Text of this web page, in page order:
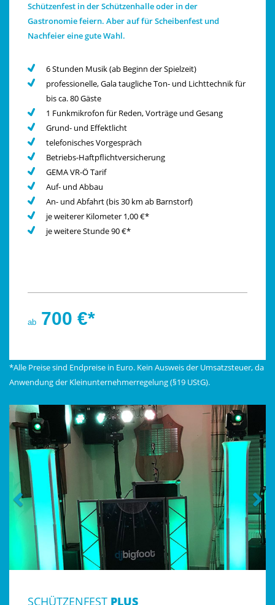
Schützenfest in der Schützenhalle oder in der
Gastronomie feiern. Aber auf für Scheibenfest und
Nachfeier eine gute Wahl.
6 Stunden Musik (ab Beginn der Spielzeit)
professionelle, Gala taugliche Ton- und Lichttechnik für
bis ca. 80 Gäste
1 Funkmikrofon für Reden, Vorträge und Gesang
Grund- und Effektlicht
telefonisches Vorgespräch
Betriebs-Haftpflichtversicherung
GEMA VR-Ö Tarif
Auf- und Abbau
An- und Abfahrt (bis 30 km ab Barnstorf)
je weiterer Kilometer 1,00 €*
je weitere Stunde 90 €*
ab 700 €*
SCHÜTZENFEST PLUS
*Alle Preise sind Endpreise in Euro. Kein Ausweis der Umsatzsteuer, da
Anwendung der Kleinunternehmerregelung (§19 UStG).